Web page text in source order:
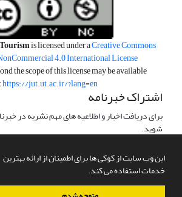
این وب سایت از کوکی ها برای اطمینان از ارائه بهترین
خدمات استفاده می کند.
is licensed under aCreative Commons
4.0 International License
the scope of this license may be available
https://jut.ut.ac.ir/?lang=en
اشتراک خبرنامه
برای دریافت اخبار و اطلاعیه های مهم نشریه در
شوید.